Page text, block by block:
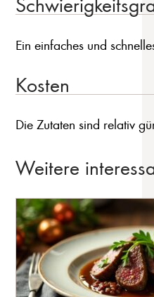
Ein einfaches und
Kosten
Die Zutaten sind relativ
Weitere